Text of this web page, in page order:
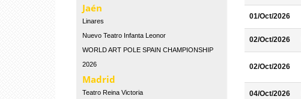
Jaén
Linares
Nuevo Teatro Infanta Leonor
WORLD ART POLE SPAIN CHAMPIONSHIP
2026
Madrid
Teatro Reina Victoria
01/Oct/2026
02/Oct/2026
02/Oct/2026
04/Oct/2026